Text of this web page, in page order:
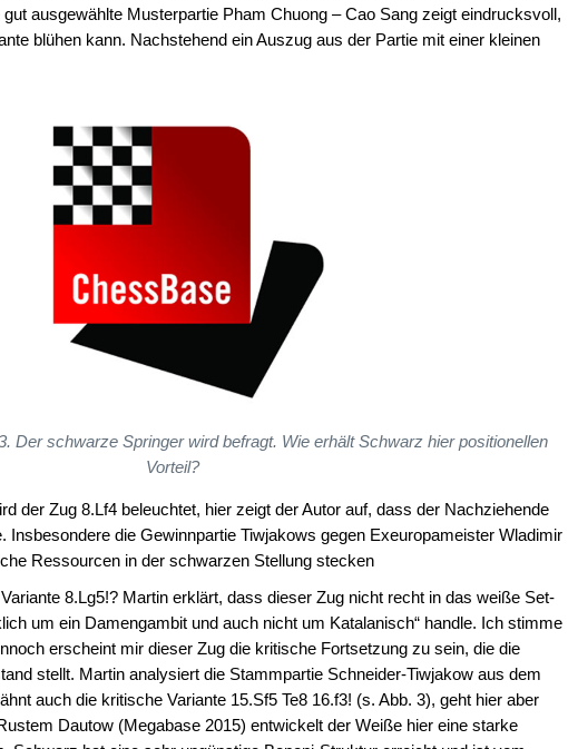
ausgewählte Musterpartie Pham Chuong – Cao Sang zeigt eindrucksvoll,
blühen kann. Nachstehend ein Auszug aus der Partie mit einer kleinen
Der schwarze Springer wird befragt. Wie erhält Schwarz hier positionellen
Vorteil?
der Zug 8.Lf4 beleuchtet, hier zeigt der Autor auf, dass der Nachziehende
Insbesondere die Gewinnpartie Tiwjakows gegen Exeuropameister Wladimir
Ressourcen in der schwarzen Stellung stecken
8.Lg5!? Martin erklärt, dass dieser Zug nicht recht in das weiße Set-
um ein Damengambit und auch nicht um Katalanisch“ handle. Ich stimme
erscheint mir dieser Zug die kritische Fortsetzung zu sein, die die
stellt. Martin analysiert die Stammpartie Schneider-Tiwjakow aus dem
auch die kritische Variante 15.Sf5 Te8 16.f3! (s. Abb. 3), geht hier aber
Dautow (Megabase 2015) entwickelt der Weiße hier eine starke